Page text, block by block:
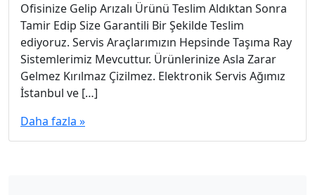
Ofisinize Gelip Arızalı Ürünü Teslim Aldıktan Sonra
Tamir Edip Size Garantili Bir Şekilde Teslim
ediyoruz. Servis Araçlarımızın Hepsinde Taşıma Ray
Sistemlerimiz Mevcuttur. Ürünlerinize Asla Zarar
Gelmez Kırılmaz Çizilmez. Elektronik Servis Ağımız
İstanbul ve […]
Daha fazla »